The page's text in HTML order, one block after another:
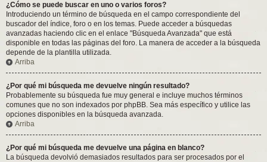
¿Cómo se puede buscar en uno o varios foros?
Introduciendo un término de búsqueda en el campo correspondiente del
buscador del índice, foro o en los temas. Puede acceder a búsquedas
avanzadas haciendo clic en el enlace "Búsqueda Avanzada" que está
disponible en todas las páginas del foro. La manera de acceder a la búsqueda
depende de la plantilla utilizada.
Arriba
¿Por qué mi búsqueda me devuelve ningún resultado?
Probablemente su búsqueda fue muy general e incluye muchos términos
comunes que no son indexados por phpBB. Sea más específico y utilice las
opciones disponibles en la búsqueda avanzada.
Arriba
¿Por qué mi búsqueda me devuelve una página en blanco?
La búsqueda devolvió demasiados resultados para ser procesados por el